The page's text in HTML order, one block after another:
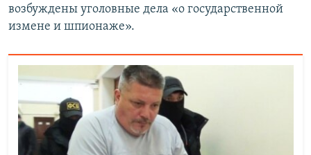
возбуждены уголовные дела «о государственной
измене и шпионаже».